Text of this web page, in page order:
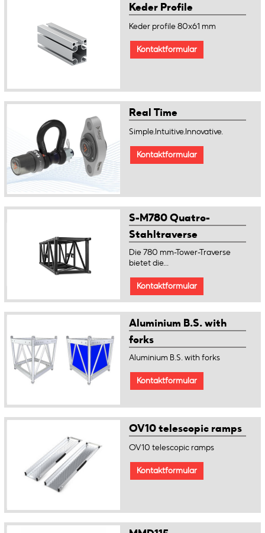
Keder Profile
Keder profile 80x61 mm
Kontaktformular
Real Time
Simple.Intuitive.Innovative.
Kontaktformular
S-M780 Quatro-
Stahltraverse
Die 780 mm-Tower-Traverse
bietet die...
Kontaktformular
Aluminium B.S. with
forks
Aluminium B.S. with forks
Kontaktformular
OV10 telescopic ramps
OV10 telescopic ramps
Kontaktformular